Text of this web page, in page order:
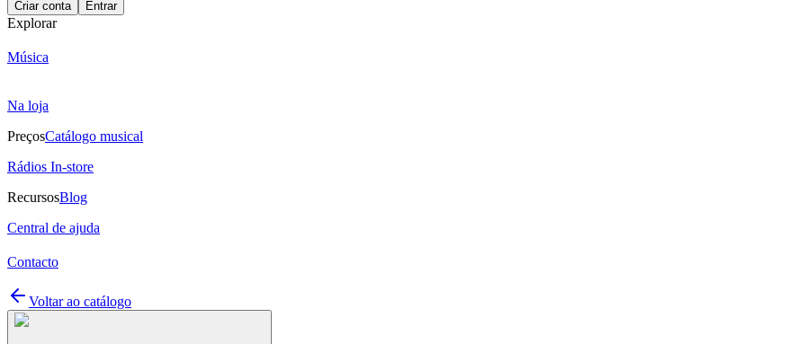
Criar conta Entrar
Explorar
Música
Na loja
PreçosCatálogo musical
Rádios In-store
RecursosBlog
Central de ajuda
Contacto
Voltar ao catálogo